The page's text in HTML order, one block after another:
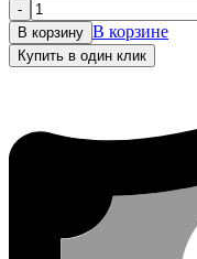
-
В корзину В корзине
Купить в один клик